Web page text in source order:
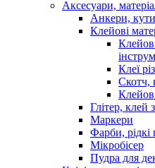
Аксесуари,
Анкери,
Клейові
Клеї
Скотч,
Глітер, клей
Маркери
Фарби,
Мікробісер
Пудра для